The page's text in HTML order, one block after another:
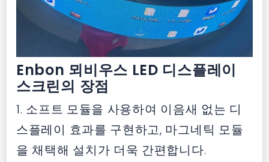
Enbon 뫼비우스 LED 디스플레이
스크린의 장점
1. 소프트 모듈을 사용하여 이음새 없는 디
스플레이 효과를 구현하고, 마그네틱 모듈
을 채택해 설치가 더욱 간편합니다.